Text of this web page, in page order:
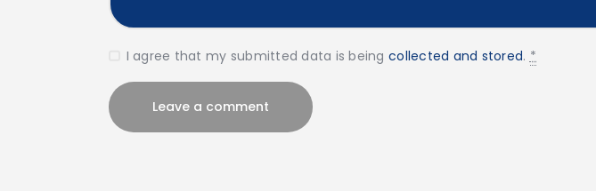
I agree that my submitted data is being collected and stored. *